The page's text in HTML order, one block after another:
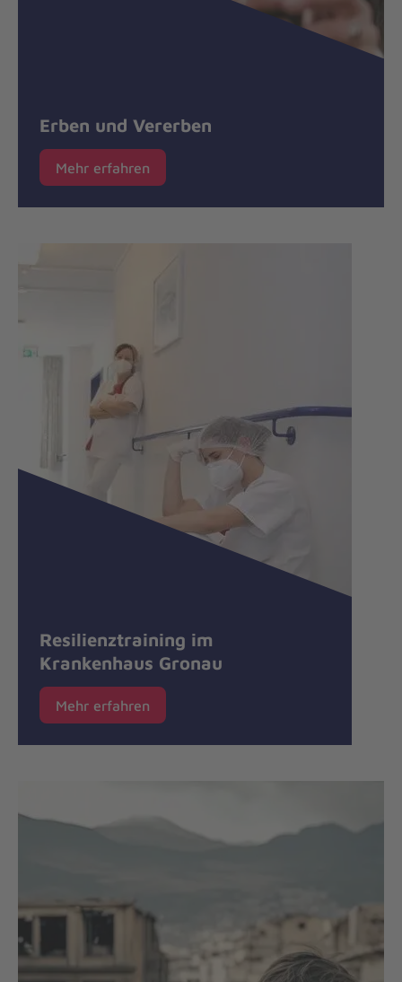
Erben und Vererben
Mehr erfahren
Resilienztraining im
Krankenhaus Gronau
Mehr erfahren